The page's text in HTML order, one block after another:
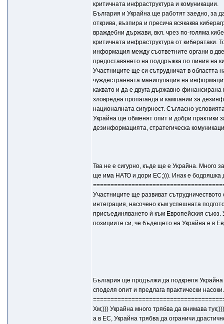
критичната инфраструктура и комуникации.
България и Украйна ще работят заедно, за
открива, възпира и пресича всякаква
враждебни държави, вкл. чрез по-голяма
критичната инфраструктура от кибератаки.
информация между съответните органи в
предоставянето на поддръжка по линия на
Участниците ще си сътрудничат в областта
чуждестранната манипулация на
каквато и да е друга държавно-
зловредна пропаганда и кампании за
националната сигурност. Съгласно
Украйна ще обменят опит и добри практики
дезинформацията, стратегическа
Тва не е сигурно, къде ще е Украйна. Много
ще има НАТО и дори ЕС;))). Инак е бодряшка
Участниците ще развиват сътрудничеството
интеграция, насочено към успешната
присъединяването ѝ към Европейския съюз.
позициите си, че бъдещето на Украйна е в
България ще продължи да подкрепя
споделя опит и предлага практически насоки.
Хм;))) Украйна много трябва да внимава
а в ЕС, Украйна трябва да ограничи